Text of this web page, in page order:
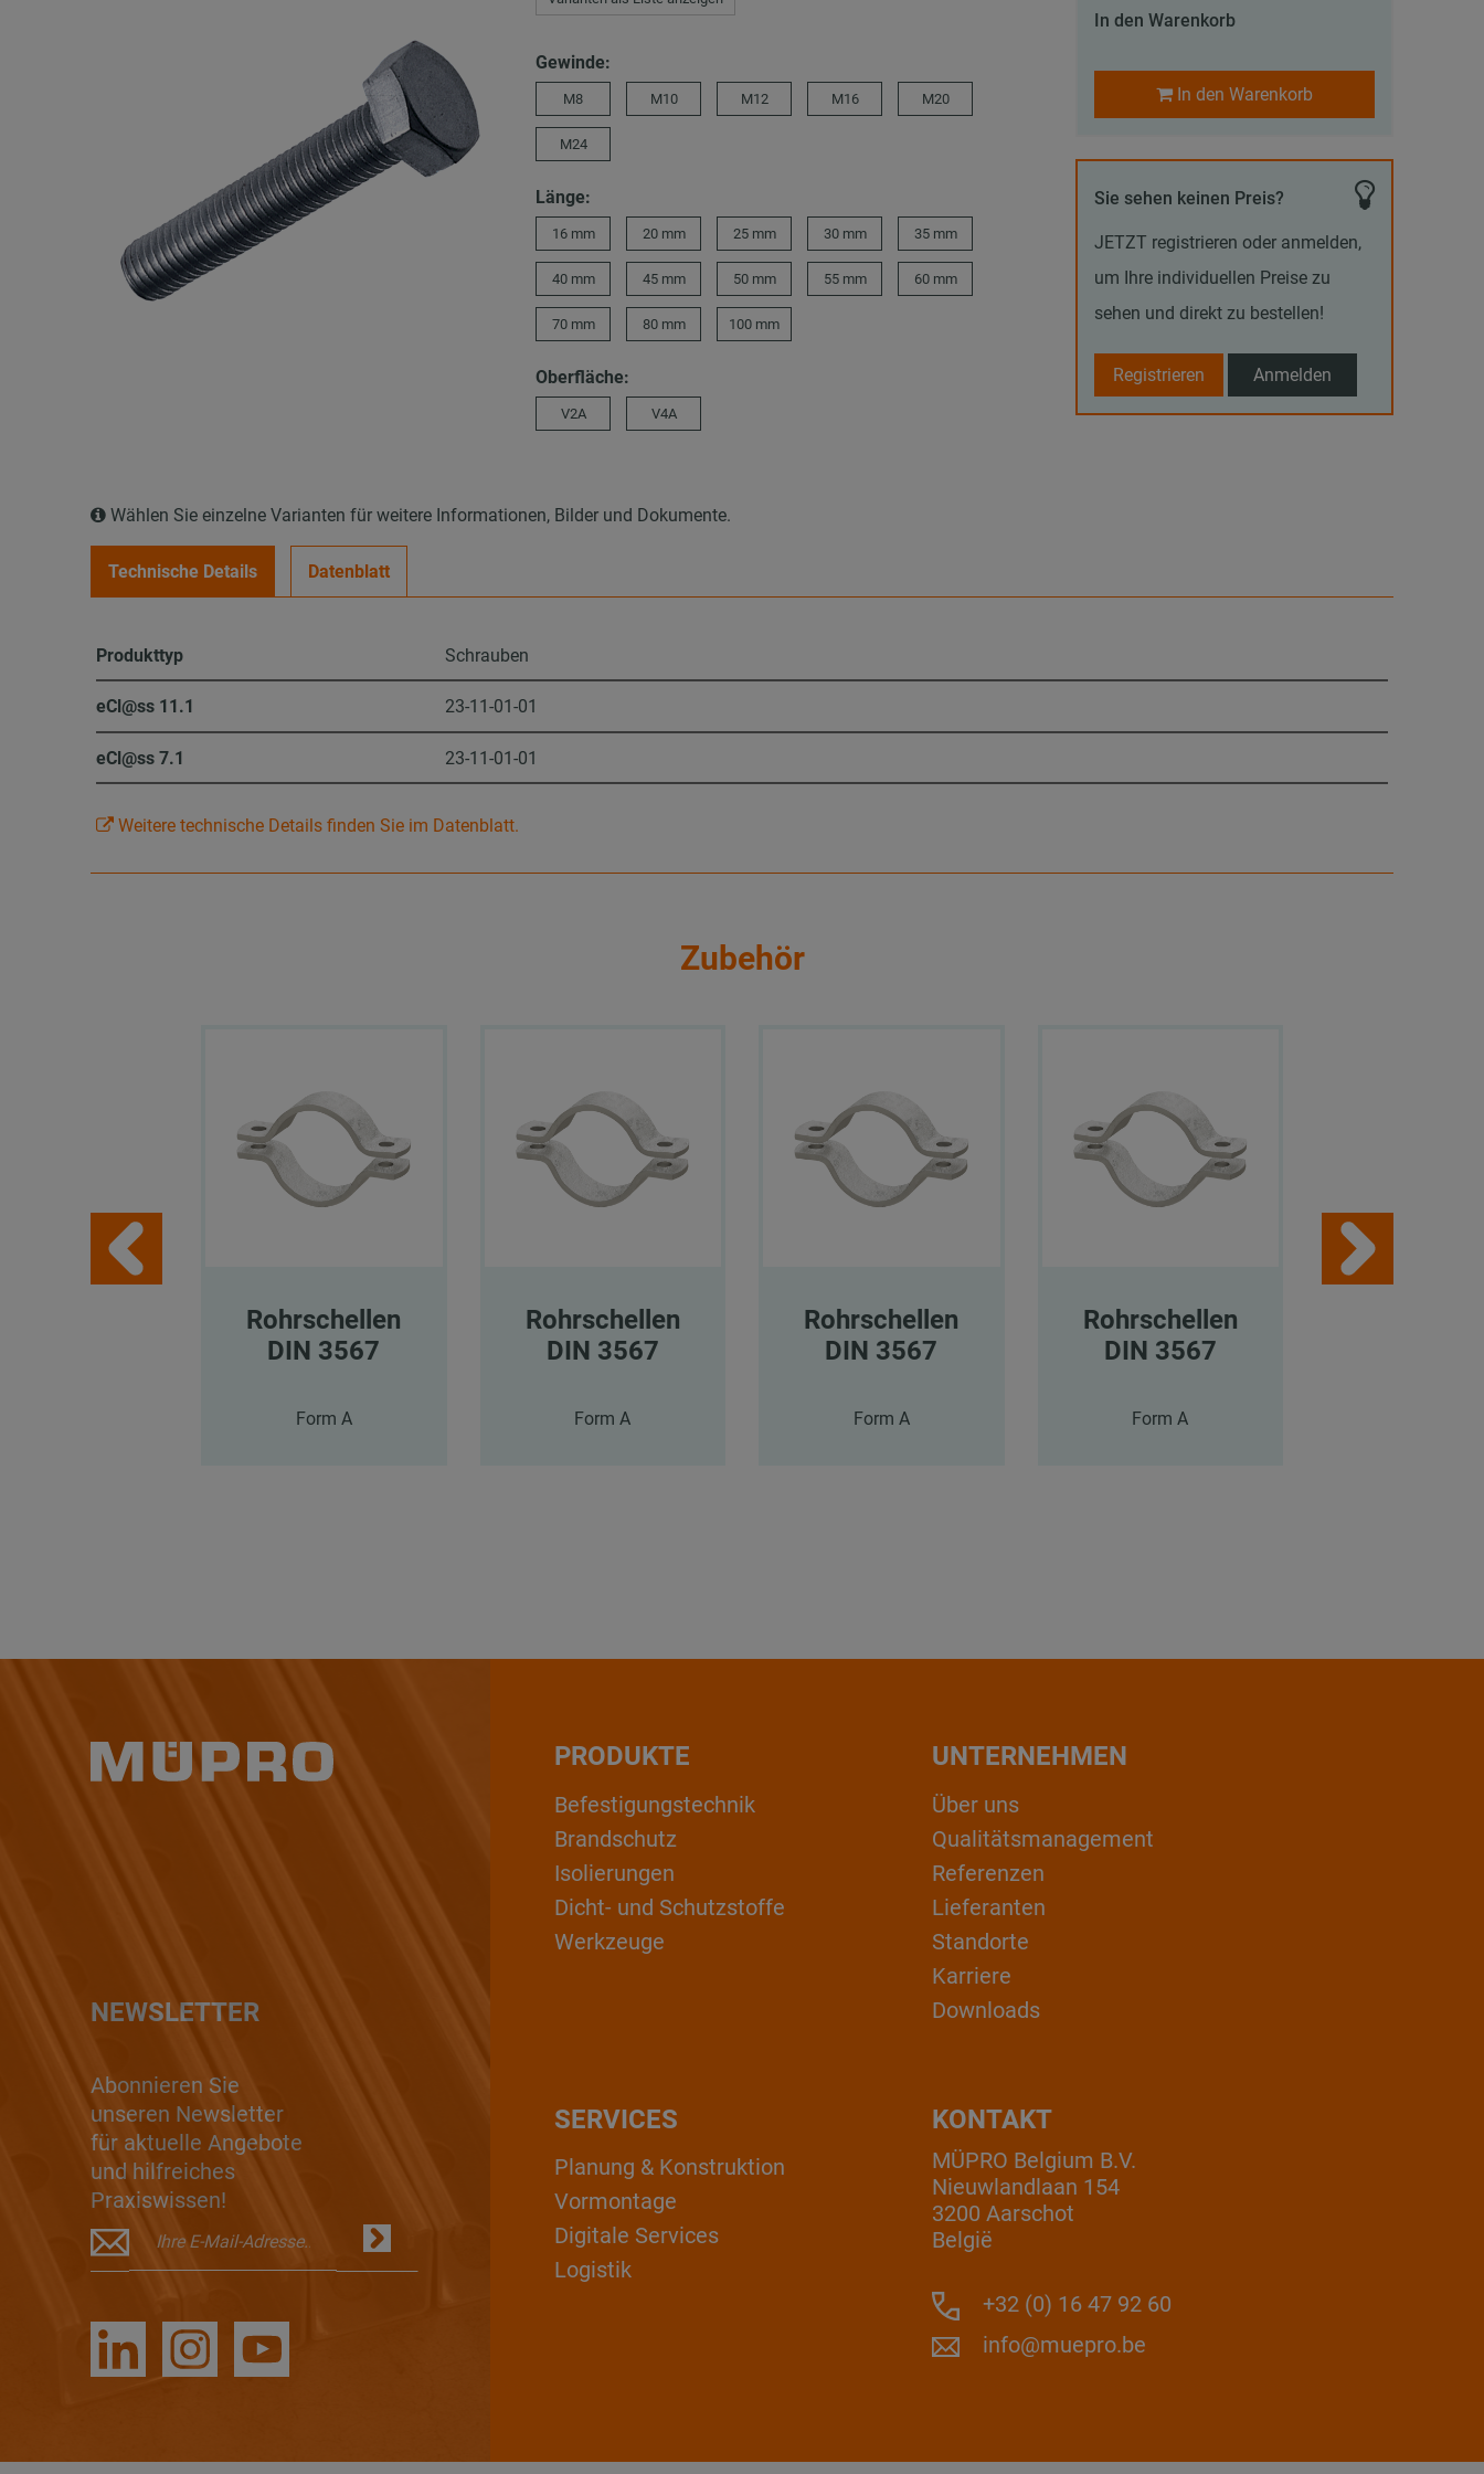
Gewinde:
M8 M10 M12 M16 M20
M24
Länge:
16 mm 20 mm 25 mm 30 mm 35 mm
40 mm 45 mm 50 mm 55 mm 60 mm
70 mm 80 mm 100 mm
Oberfläche:
V2A V4A
In den Warenkorb
In den Warenkorb
Sie sehen keinen Preis?
JETZT registrieren oder anmelden,
um Ihre individuellen Preise zu
sehen und direkt zu bestellen!
Registrieren Anmelden
Wählen Sie einzelne Varianten für weitere Informationen, Bilder und Dokumente.
Technische Details Datenblatt
Produkttyp Schrauben
eCl@ss 11.1 23-11-01-01
eCl@ss 7.1 23-11-01-01
Weitere technische Details finden Sie im Datenblatt.
Zubehör
Rohrschellen
DIN 3567
Form A
Rohrschellen
DIN 3567
Form A
Rohrschellen
DIN 3567
Form A
Rohrschellen
DIN 3567
Form A
NEWSLETTER
Abonnieren Sie
unseren Newsletter
für aktuelle Angebote
und hilfreiches
Praxiswissen!
PRODUKTE
Befestigungstechnik
Brandschutz
Isolierungen
Dicht- und Schutzstoffe
Werkzeuge
UNTERNEHMEN
Über uns
Qualitätsmanagement
Referenzen
Lieferanten
Standorte
Karriere
Downloads
KONTAKT
MÜPRO Belgium B.V.
Nieuwlandlaan 154
3200 Aarschot
België
+32 (0) 16 47 92 60
info@muepro.be
SERVICES
Planung & Konstruktion
Vormontage
Digitale Services
Logistik